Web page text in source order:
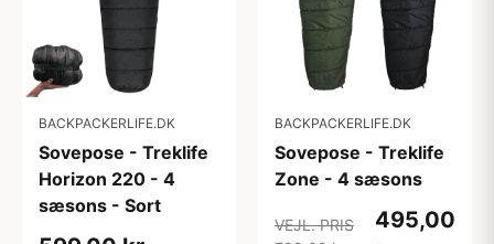
BACKPACKERLIFE.DK
Sovepose - Treklife
Horizon 220 - 4
sæsons - Sort
BACKPACKERLIFE.DK
Sovepose - Treklife
Zone - 4 sæsons
VEJL. PRIS
495,00